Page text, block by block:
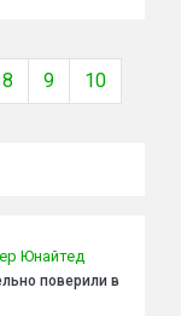
8 9 10
Юнайтед
поверили в